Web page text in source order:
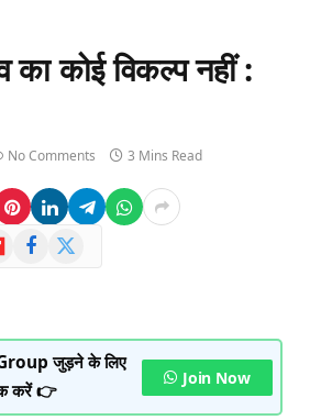
कोई विकल्प नहीं :
No Comments 3 Mins Read
Facebook
जुड़ने के लिए
करें 👉
Join Now